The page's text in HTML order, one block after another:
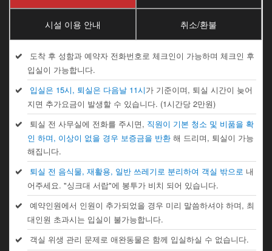
시설 이용 안내 취소/환불
도착 후 성함과 예약자 전화번호로 체크인이 가능하며 체크인 후
입실이 가능합니다.
입실은 15시, 퇴실은 다음날 11시가 기준이며, 퇴실 시간이 늦어
지면 추가요금이 발생할 수 있습니다. (1시간당 2만원)
퇴실 전 사무실에 전화를 주시면, 직원이 기본 청소 및 비품을 확
인 하며, 이상이 없을 경우 보증금을 반환해 드리며, 퇴실이 가능
해집니다.
퇴실 전 음식물, 재활용, 일반 쓰레기로 분리하여 객실 밖으로 내
어주세요. "싱크대 서랍"에 봉투가 비치 되어 있습니다.
예약인원에서 인원이 추가되었을 경우 미리 말씀하셔야 하며, 최
대인원 초과시는 입실이 불가능합니다.
객실 위생 관리 문제로 애완동물은 함께 입실하실 수 없습니다.